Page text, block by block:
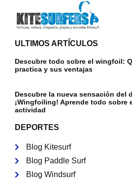
ULTIMOS ARTÍCULOS
Descubre todo sobre el wingfoil:
practica y sus ventajas
Descubre la nueva sensación del
¡Wingfoiling! Aprende todo sobre
actividad
DEPORTES
Blog Kitesurf
Blog Paddle Surf
Blog Windsurf